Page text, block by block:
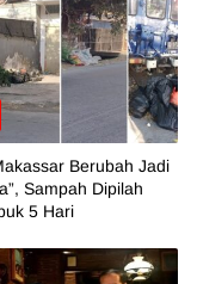
Berubah Jadi
Sampah Dipilah
5 Hari